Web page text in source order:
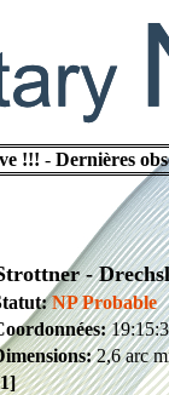
!!! - Dernières
-
NP Probable
2,6 arc